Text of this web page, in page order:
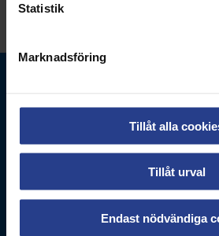
Statistik
Marknadsföring
Tillåt alla
Tillåt urval
Endast nödvändiga
Box 3260
Stockholm